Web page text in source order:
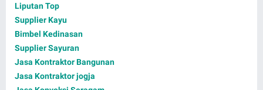
Liputan Top
Supplier Kayu
Bimbel Kedinasan
Supplier Sayuran
Jasa Kontraktor Bangunan
Jasa Kontraktor jogja